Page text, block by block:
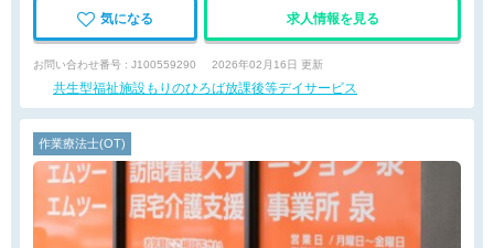
気になる 求人情報を見る
お問い合わせ番号 : J100559290 2026年02月16日 更新
共生型福祉施設もりのひろば放課後等デイサービス
作業療法士(OT)